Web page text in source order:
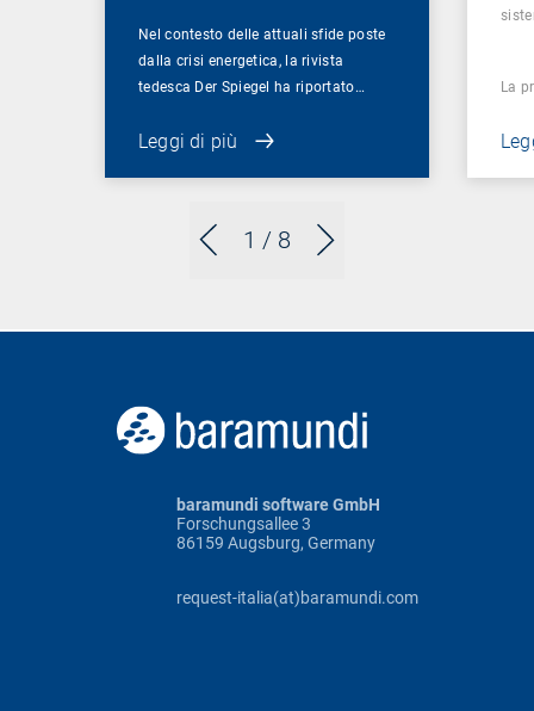
1 / 8
Nel contesto delle attuali sfide poste
dalla crisi energetica, la rivista
tedesca Der Spiegel ha riportato…
Leggi di più
La
baramundi software GmbH
Forschungsallee 3
86159 Augsburg, Germany
request-italia(at)baramundi.com